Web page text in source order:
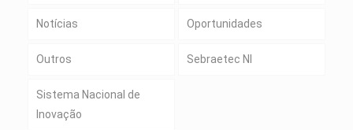
Notícias Oportunidades
Outros Sebraetec NI
Sistema Nacional de
Inovação